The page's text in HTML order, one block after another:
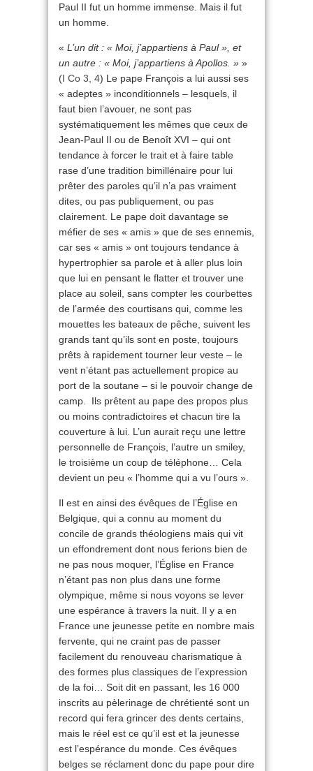
Paul II fut un homme immense. Mais il fut
un homme.
« L’un dit : « Moi, j’appartiens à Paul », et
un autre : « Moi, j’appartiens à Apollos. » »
(I Co 3, 4) Le pape François a lui aussi ses
« adeptes » inconditionnels – lesquels, il
faut bien l’avouer, ne sont pas
systématiquement les mêmes que ceux de
Jean-Paul II ou de Benoît XVI – qui ont
tendance à forcer le trait et à faire table
rase d’une tradition bimillénaire pour lui
prêter des paroles qu’il n’a pas vraiment
dites, ou pas publiquement, ou pas
clairement. Le pape doit davantage se
méfier de ses « amis » que de ses ennemis,
car ses « amis » ont toujours tendance à
hypertrophier sa parole et à aller plus loin
que lui en pensant le flatter et trouver une
place au soleil, sans compter les courbettes
de l’armée des courtisans qui, comme les
mouettes les bateaux de pêche, suivent les
grands tant qu’ils sont en poste, toujours
prêts à rapidement tourner leur veste – le
vent n’étant pas actuellement propice au
port de la soutane – si le pouvoir change de
camp. Ils prêtent au pape des propos plus
ou moins contradictoires et chacun tire la
couverture à lui. L’un aurait reçu une lettre
personnelle de François, l’autre un smiley,
le troisième un coup de téléphone… Cela
devient un peu « l’homme qui a vu l’ours ».
Il est en ainsi des évêques de l’Église en
Belgique, qui a connu au moment du
concile de grands théologiens mais qui vit
un effondrement dont nous ferions bien de
ne pas nous moquer, l’Église en France
n’étant pas non plus dans une forme
olympique, même si nous voyons se lever
une espérance à travers la nuit. Il y a en
France une jeunesse petite en nombre mais
fervente, qui ne craint pas de passer
facilement du renouveau charismatique à
des formes plus classiques de l’expression
de la foi… Soit dit en passant, les 16 000
inscrits au pèlerinage de chrétienté sont un
record qui fera grincer des dents certains,
mais le réel est ce qu’il est et la jeunesse
est l’espérance du monde. Ces évêques
belges se réclament donc du pape pour dire